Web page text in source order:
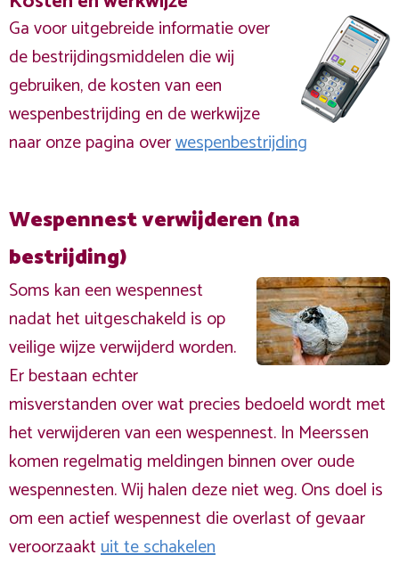
Ga voor uitgebreide informatie over
de bestrijdingsmiddelen die wij
gebruiken, de kosten van een
wespenbestrijding en de werkwijze
naar onze pagina overwespenbestrijding
Wespennest verwijderen (na
bestrijding)
Soms kan een wespennest
nadat het uitgeschakeld is op
veilige wijze verwijderd worden.
Er bestaan echter
misverstanden over wat precies bedoeld wordt met
het verwijderen van een wespennest. In Meerssen
komen regelmatig meldingen binnen over oude
wespennesten. Wij halen deze niet weg. Ons doel is
om een actief wespennest die overlast of gevaar
veroorzaaktuit te schakelen